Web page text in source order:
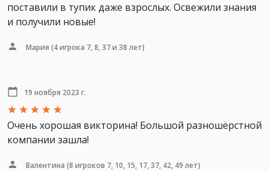
поставили в тупик даже взрослых. Освежили знания
и получили новые!
Мария (4 игрока 7, 8, 37 и 38 лет)
19 ноября 2023 г.
Очень хорошая викторина! Большой разношёрстной
компании зашла!
Валентина (8 игроков 7, 10, 15, 17, 37, 42, 49 лет)